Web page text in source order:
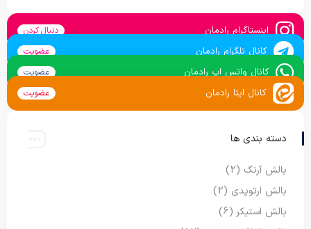
اینستاگرام رادمان دنبال کردن
کانال تلگرام رادمان عضویت
کانال واتس اپ رادمان عضویت
کانال ایتا رادمان عضویت
دسته بندی ها
بالش آرنگ (2)
بالش ارتوپدی (2)
بالش استیکر(6)